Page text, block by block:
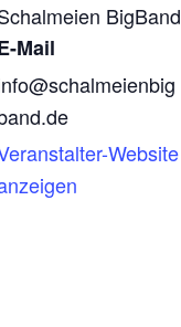
BigBand
Mail
Website